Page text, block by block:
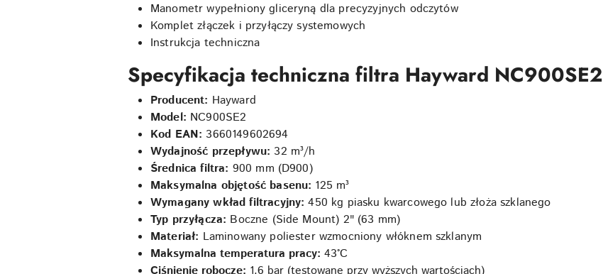
Manometr wypełniony gliceryną dla precyzyjnych odczytów
Komplet złączek i przyłączy systemowych
Instrukcja techniczna
Specyfikacja techniczna filtra Hayward NC900SE2
Producent: Hayward
Model: NC900SE2
Kod EAN: 3660149602694
Wydajność przepływu: 32 m³/h
Średnica filtra: 900 mm (D900)
Maksymalna objętość basenu: 125 m³
Wymagany wkład filtracyjny:450 kg piasku kwarcowego lub złoża szklanego
Typ przyłącza: Boczne (Side Mount) 2" (63 mm)
Materiał: Laminowany poliester wzmocniony włóknem szklanym
Maksymalna temperatura pracy: 43°C